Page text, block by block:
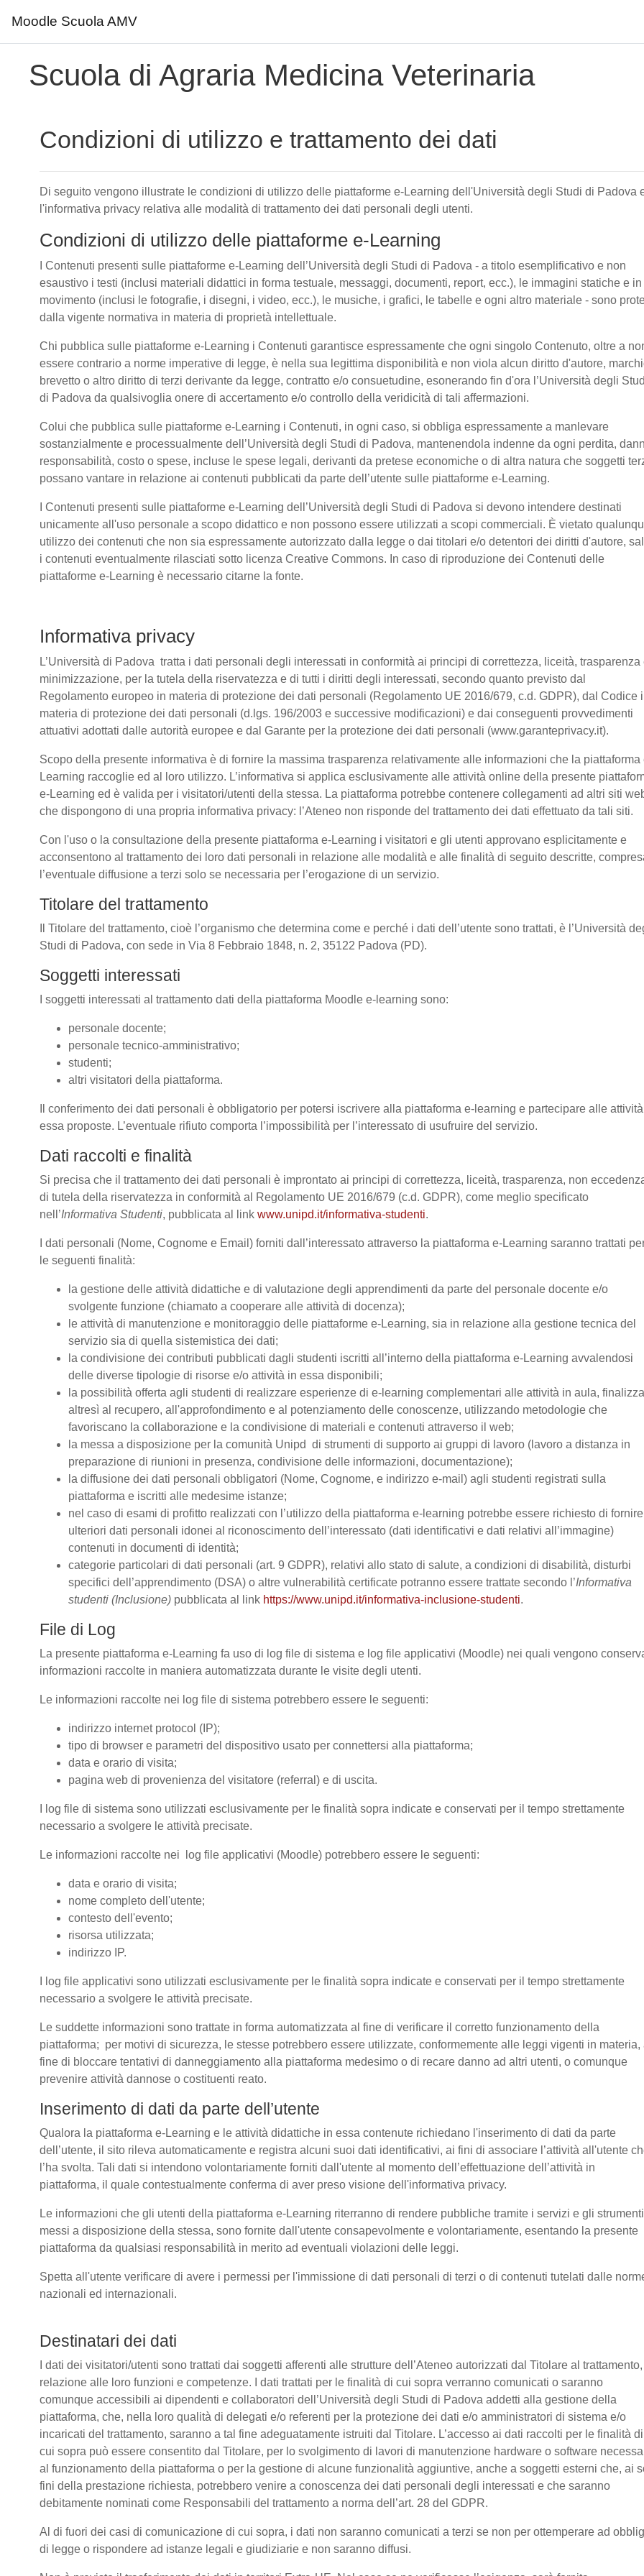
Moodle Scuola AMV
Scuola di Agraria Medicina Veterinaria
Condizioni di utilizzo e trattamento dei dati
Di seguito vengono illustrate le condizioni di utilizzo delle piattaforme e-Learning dell'Università degli Studi di Padova
l'informativa privacy relativa alle modalità di trattamento dei dati personali degli utenti.
Condizioni di utilizzo delle piattaforme e-Learning
I Contenuti presenti sulle piattaforme e-Learning dell’Università degli Studi di Padova - a titolo esemplificativo e non
esaustivo i testi (inclusi materiali didattici in forma testuale, messaggi, documenti, report, ecc.), le immagini statiche e in
movimento (inclusi le fotografie, i disegni, i video, ecc.), le musiche, i grafici, le tabelle e ogni altro materiale - sono
dalla vigente normativa in materia di proprietà intellettuale.
Chi pubblica sulle piattaforme e-Learning i Contenuti garantisce espressamente che ogni singolo Contenuto, oltre a
essere contrario a norme imperative di legge, è nella sua legittima disponibilità e non viola alcun diritto d'autore,
brevetto o altro diritto di terzi derivante da legge, contratto e/o consuetudine, esonerando fin d'ora l’Università degli
di Padova da qualsivoglia onere di accertamento e/o controllo della veridicità di tali affermazioni.
Colui che pubblica sulle piattaforme e-Learning i Contenuti, in ogni caso, si obbliga espressamente a manlevare
sostanzialmente e processualmente dell’Università degli Studi di Padova, mantenendola indenne da ogni perdita,
responsabilità, costo o spese, incluse le spese legali, derivanti da pretese economiche o di altra natura che soggetti
possano vantare in relazione ai contenuti pubblicati da parte dell’utente sulle piattaforme e-Learning.
I Contenuti presenti sulle piattaforme e-Learning dell’Università degli Studi di Padova si devono intendere destinati
unicamente all'uso personale a scopo didattico e non possono essere utilizzati a scopi commerciali. È vietato
utilizzo dei contenuti che non sia espressamente autorizzato dalla legge o dai titolari e/o detentori dei diritti d'autore,
i contenuti eventualmente rilasciati sotto licenza Creative Commons. In caso di riproduzione dei Contenuti delle
piattaforme e-Learning è necessario citarne la fonte.
Informativa privacy
L’Università di Padova tratta i dati personali degli interessati in conformità ai principi di correttezza, liceità, trasparenza
minimizzazione, per la tutela della riservatezza e di tutti i diritti degli interessati, secondo quanto previsto dal
Regolamento europeo in materia di protezione dei dati personali (Regolamento UE 2016/679, c.d. GDPR), dal Codice
materia di protezione dei dati personali (d.lgs. 196/2003 e successive modificazioni) e dai conseguenti provvedimenti
attuativi adottati dalle autorità europee e dal Garante per la protezione dei dati personali (www.garanteprivacy.it).
Scopo della presente informativa è di fornire la massima trasparenza relativamente alle informazioni che la piattaforma
Learning raccoglie ed al loro utilizzo. L’informativa si applica esclusivamente alle attività online della presente
e-Learning ed è valida per i visitatori/utenti della stessa. La piattaforma potrebbe contenere collegamenti ad altri siti
che dispongono di una propria informativa privacy: l’Ateneo non risponde del trattamento dei dati effettuato da tali siti.
Con l'uso o la consultazione della presente piattaforma e-Learning i visitatori e gli utenti approvano esplicitamente e
acconsentono al trattamento dei loro dati personali in relazione alle modalità e alle finalità di seguito descritte,
l’eventuale diffusione a terzi solo se necessaria per l’erogazione di un servizio.
Titolare del trattamento
Il Titolare del trattamento, cioè l’organismo che determina come e perché i dati dell’utente sono trattati, è l’Università
Studi di Padova, con sede in Via 8 Febbraio 1848, n. 2, 35122 Padova (PD).
Soggetti interessati
I soggetti interessati al trattamento dati della piattaforma Moodle e-learning sono:
personale docente;
personale tecnico-amministrativo;
studenti;
altri visitatori della piattaforma.
Il conferimento dei dati personali è obbligatorio per potersi iscrivere alla piattaforma e-learning e partecipare alle
essa proposte. L’eventuale rifiuto comporta l’impossibilità per l’interessato di usufruire del servizio.
Dati raccolti e finalità
Si precisa che il trattamento dei dati personali è improntato ai principi di correttezza, liceità, trasparenza, non
di tutela della riservatezza in conformità al Regolamento UE 2016/679 (c.d. GDPR), come meglio specificato
nell’Informativa Studenti, pubblicata al link www.unipd.it/informativa-studenti.
I dati personali (Nome, Cognome e Email) forniti dall’interessato attraverso la piattaforma e-Learning saranno trattati
le seguenti finalità:
la gestione delle attività didattiche e di valutazione degli apprendimenti da parte del personale docente e/o
svolgente funzione (chiamato a cooperare alle attività di docenza);
le attività di manutenzione e monitoraggio delle piattaforme e-Learning, sia in relazione alla gestione tecnica del
servizio sia di quella sistemistica dei dati;
la condivisione dei contributi pubblicati dagli studenti iscritti all’interno della piattaforma e-Learning avvalendosi
delle diverse tipologie di risorse e/o attività in essa disponibili;
la possibilità offerta agli studenti di realizzare esperienze di e-learning complementari alle attività in aula,
altresì al recupero, all'approfondimento e al potenziamento delle conoscenze, utilizzando metodologie che
favoriscano la collaborazione e la condivisione di materiali e contenuti attraverso il web;
la messa a disposizione per la comunità Unipd di strumenti di supporto ai gruppi di lavoro (lavoro a distanza in
preparazione di riunioni in presenza, condivisione delle informazioni, documentazione);
la diffusione dei dati personali obbligatori (Nome, Cognome, e indirizzo e-mail) agli studenti registrati sulla
piattaforma e iscritti alle medesime istanze;
nel caso di esami di profitto realizzati con l’utilizzo della piattaforma e-learning potrebbe essere richiesto di fornire
ulteriori dati personali idonei al riconoscimento dell’interessato (dati identificativi e dati relativi all’immagine)
contenuti in documenti di identità;
categorie particolari di dati personali (art. 9 GDPR), relativi allo stato di salute, a condizioni di disabilità, disturbi
specifici dell’apprendimento (DSA) o altre vulnerabilità certificate potranno essere trattate secondo l’Informativa
studenti (Inclusione) pubblicata al link https://www.unipd.it/informativa-inclusione-studenti.
File di Log
La presente piattaforma e-Learning fa uso di log file di sistema e log file applicativi (Moodle) nei quali vengono
informazioni raccolte in maniera automatizzata durante le visite degli utenti.
Le informazioni raccolte nei log file di sistema potrebbero essere le seguenti:
indirizzo internet protocol (IP);
tipo di browser e parametri del dispositivo usato per connettersi alla piattaforma;
data e orario di visita;
pagina web di provenienza del visitatore (referral) e di uscita.
I log file di sistema sono utilizzati esclusivamente per le finalità sopra indicate e conservati per il tempo strettamente
necessario a svolgere le attività precisate.
Le informazioni raccolte nei log file applicativi (Moodle) potrebbero essere le seguenti:
data e orario di visita;
nome completo dell'utente;
contesto dell'evento;
risorsa utilizzata;
indirizzo IP.
I log file applicativi sono utilizzati esclusivamente per le finalità sopra indicate e conservati per il tempo strettamente
necessario a svolgere le attività precisate.
Le suddette informazioni sono trattate in forma automatizzata al fine di verificare il corretto funzionamento della
piattaforma; per motivi di sicurezza, le stesse potrebbero essere utilizzate, conformemente alle leggi vigenti in materia,
fine di bloccare tentativi di danneggiamento alla piattaforma medesimo o di recare danno ad altri utenti, o comunque
prevenire attività dannose o costituenti reato.
Inserimento di dati da parte dell’utente
Qualora la piattaforma e-Learning e le attività didattiche in essa contenute richiedano l'inserimento di dati da parte
dell’utente, il sito rileva automaticamente e registra alcuni suoi dati identificativi, ai fini di associare l’attività all'utente
l’ha svolta. Tali dati si intendono volontariamente forniti dall'utente al momento dell’effettuazione dell’attività in
piattaforma, il quale contestualmente conferma di aver preso visione dell'informativa privacy.
Le informazioni che gli utenti della piattaforma e-Learning riterranno di rendere pubbliche tramite i servizi e gli strumenti
messi a disposizione della stessa, sono fornite dall'utente consapevolmente e volontariamente, esentando la presente
piattaforma da qualsiasi responsabilità in merito ad eventuali violazioni delle leggi.
Spetta all'utente verificare di avere i permessi per l'immissione di dati personali di terzi o di contenuti tutelati dalle
nazionali ed internazionali.
Destinatari dei dati
I dati dei visitatori/utenti sono trattati dai soggetti afferenti alle strutture dell’Ateneo autorizzati dal Titolare al
relazione alle loro funzioni e competenze. I dati trattati per le finalità di cui sopra verranno comunicati o saranno
comunque accessibili ai dipendenti e collaboratori dell’Università degli Studi di Padova addetti alla gestione della
piattaforma, che, nella loro qualità di delegati e/o referenti per la protezione dei dati e/o amministratori di sistema e/o
incaricati del trattamento, saranno a tal fine adeguatamente istruiti dal Titolare. L’accesso ai dati raccolti per le finalità di
cui sopra può essere consentito dal Titolare, per lo svolgimento di lavori di manutenzione hardware o software
al funzionamento della piattaforma o per la gestione di alcune funzionalità aggiuntive, anche a soggetti esterni che, ai
fini della prestazione richiesta, potrebbero venire a conoscenza dei dati personali degli interessati e che saranno
debitamente nominati come Responsabili del trattamento a norma dell’art. 28 del GDPR.
Al di fuori dei casi di comunicazione di cui sopra, i dati non saranno comunicati a terzi se non per ottemperare ad
di legge o rispondere ad istanze legali e giudiziarie e non saranno diffusi.